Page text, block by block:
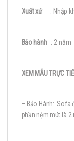
Xuất xứ : Nhập
Bảo hành : 2 năm
XEM MẪU TRỰC
– Bảo Hành: Sofa
phần nệm mút là 2